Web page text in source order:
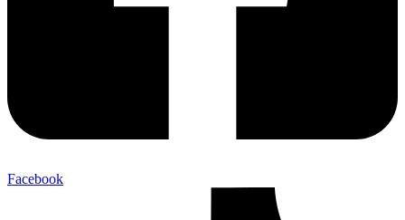
Facebook